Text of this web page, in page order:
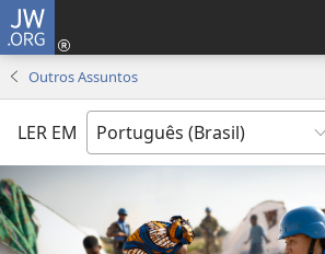
JW.ORG
Outros Assuntos
LER EM